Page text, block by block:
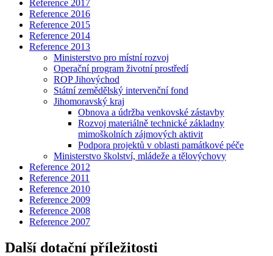
Reference 2017
Reference 2016
Reference 2015
Reference 2014
Reference 2013
Ministerstvo pro místní rozvoj
Operační program životní prostředí
ROP Jihovýchod
Státní zemědělský intervenční fond
Jihomoravský kraj
Obnova a údržba venkovské zástavby
Rozvoj materiálně technické základny
mimoškolních zájmových aktivit
Podpora projektů v oblasti památkové péče
Ministerstvo školství, mládeže a tělovýchovy
Reference 2012
Reference 2011
Reference 2010
Reference 2009
Reference 2008
Reference 2007
Další dotační příležitosti